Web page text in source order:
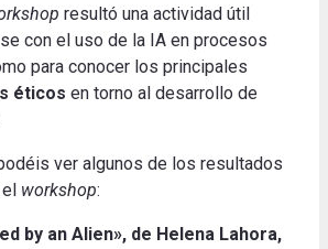
resultó una actividad útil
con el uso de la IA en procesos
para conocer los principales
éticos en torno al desarrollo de
ver algunos de los resultados
workshop:
by an Alien», de Helena Lahora,